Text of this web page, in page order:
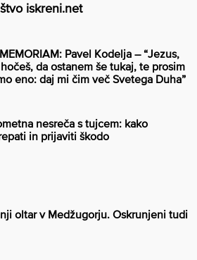
iskreni.net
Pavel Kodelja – “Jezus,
da ostanem še tukaj, te prosim
eno: daj mi čim več Svetega Duha”
nesreča s tujcem: kako
in prijaviti škodo
oltar v Medžugorju. Oskrunjeni tudi